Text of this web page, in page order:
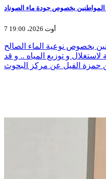
بخصوص جودة ماء الصوناد
7 أوت 2026، 19:00
بخصوص نوعية الماء الصالح
و توزيع المياه .. و قد